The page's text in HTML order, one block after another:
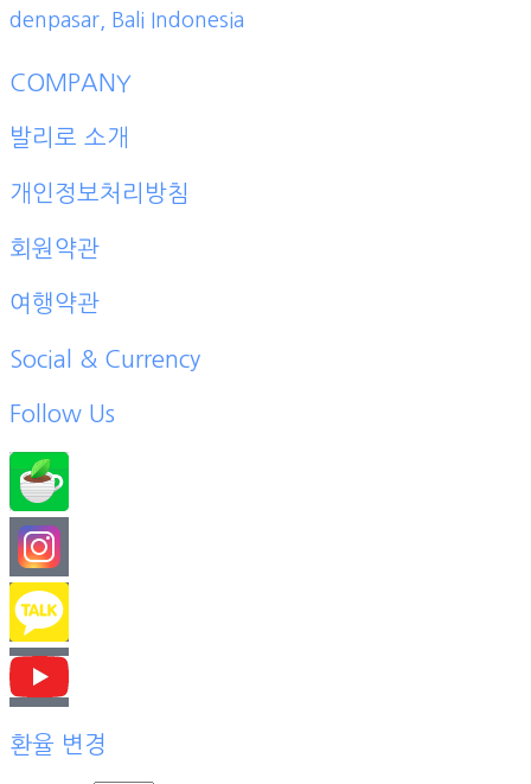
denpasar, Bali Indonesia
COMPANY
발리로 소개
개인정보처리방침
회원약관
여행약관
Social & Currency
Follow Us
환율 변경